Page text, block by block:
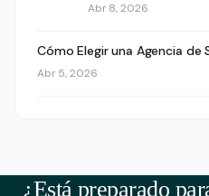
Abr 8, 2026
Cómo Elegir una Agencia de
Abr 5, 2026
¿Está preparado